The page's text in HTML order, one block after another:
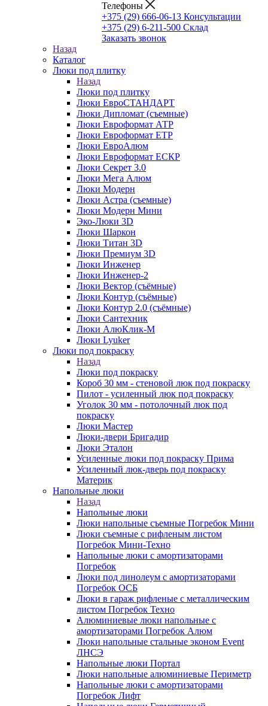
Телефоны
+375 (29) 666-06-13 Консультации
+375 (29) 6-211-500 Склад
Заказать звонок
Назад
Каталог
Люки под плитку
Назад
Люки под плитку
Люки ЕвроСТАНДАРТ
Люки Дипломат (съемные)
Люки Евроформат АТР
Люки Евроформат ЕТР
Люки ЕвроАлюм
Люки Евроформат ЕСКР
Люки Секрет 3.0
Люки Мега Алюм
Люки Модерн
Люки Астра (съемные)
Люки Модерн Мини
Эко-Люки 3D
Люки Шаркон
Люки Титан 3D
Люки Премиум 3D
Люки Инженер
Люки Инженер-2
Люки Вектор (съёмные)
Люки Контур (съёмные)
Люки Контур 2.0 (съёмные)
Люки Сантехник
Люки АлюКлик-М
Люки Lyuker
Люки под покраску
Назад
Люки под покраску
Короб 30 мм - стеновой люк под покраску
Пилот - усиленный люк под покраску
Уголок 30 мм - потолочный люк под
покраску
Люки Мастер
Люки-двери Бригадир
Люки Эталон
Усиленные люки под покраску Прима
Усиленный люк-дверь под покраску
Материк
Напольные люки
Назад
Напольные люки
Люки напольные съемные Погребок Мини
Люки съемные с рифленым листом
Погребок Мини-Техно
Напольные люки с амортизаторами
Погребок
Люки под линолеум с амортизаторами
Погребок ОСБ
Люки в гараж рифленые с металлическим
листом Погребок Техно
Алюминиевые люки напольные с
амортизаторами Погребок Алюм
Люки напольные стальные эконом Event
ЛНСЭ
Напольные люки Портал
Люки напольные алюминиевые Периметр
Напольные люки с амортизаторами
Погребок Лифт